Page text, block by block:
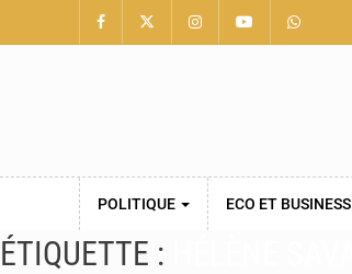
POLITIQUE ECO ET BUSINESS
ÉTIQUETTE :